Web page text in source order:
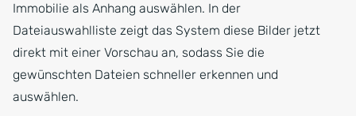
Immobilie als Anhang auswählen. In der
Dateiauswahlliste zeigt das System diese Bilder jetzt
direkt mit einer Vorschau an, sodass Sie die
gewünschten Dateien schneller erkennen und
auswählen.